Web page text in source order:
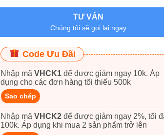
TƯ VẤN
Chúng tôi sẽ gọi lại ngay
Code Ưu Đãi
Nhập mã VHCK1để được giảm ngay 10k. Áp
dụng cho các đơn hàng tối thiểu 500k
Sao chép
Nhập mã VHCK2để được giảm ngay 2%, tối đa
100k. Áp dụng khi mua 2 sản phẩm trở lên